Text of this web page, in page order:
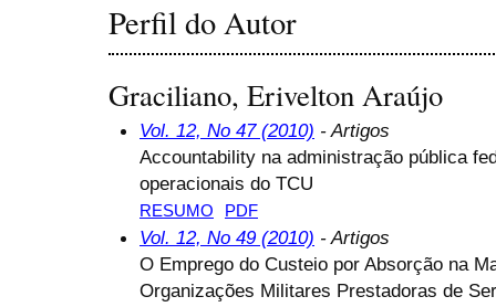
Perfil do Autor
Graciliano, Erivelton Araújo
Vol. 12, No 47 (2010) - Artigos
Accountability na administração pública
operacionais do TCU
RESUMO PDF
Vol. 12, No 49 (2010) - Artigos
O Emprego do Custeio por Absorção na
Organizações Militares Prestadoras de